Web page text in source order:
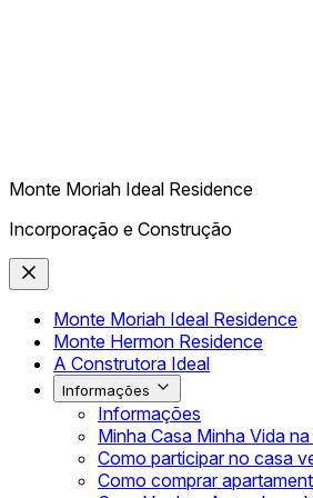
Monte Moriah Ideal Residence
Incorporação e Construção
Monte Moriah Ideal Residence
Monte Hermon Residence
A Construtora Ideal
Informações
Informações
Minha Casa Minha Vida
Como participar no casa
Como comprar